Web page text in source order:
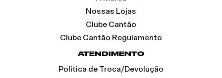
Nossas Lojas
Clube Cantão
Clube Cantão Regulamento
ATENDIMENTO
Política de Troca/Devolução